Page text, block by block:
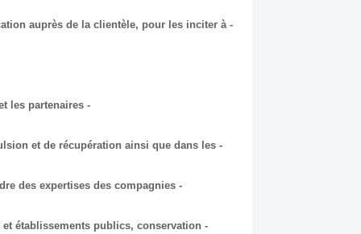
auprès de la clientèle, pour les inciter à
- représenter la société devant les autorités, les administrations et les partenaires;
et de récupération ainsi que dans les
des expertises des compagnies
établissements publics, conservation